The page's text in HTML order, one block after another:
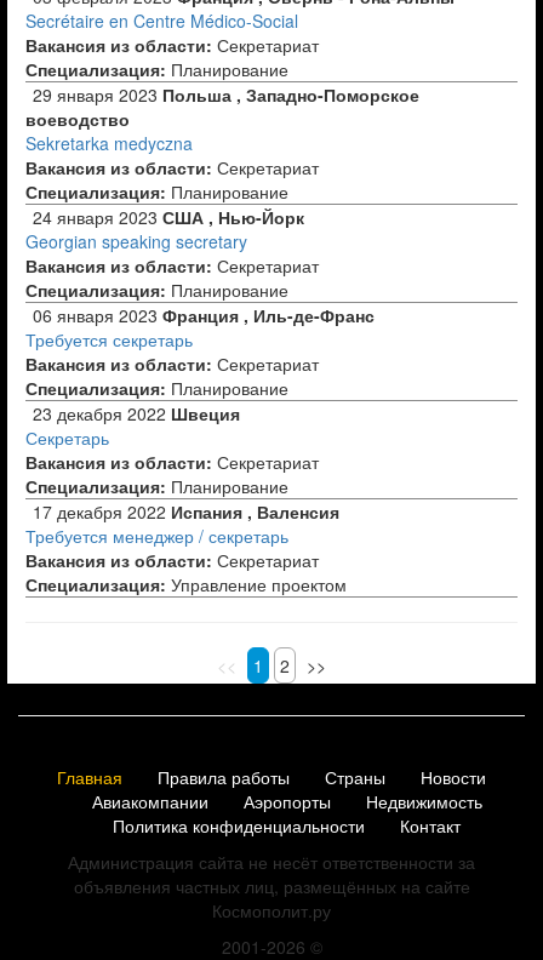
Secrétaire en Centre Médico-Social
Вакансия из области: Секретариат
Специализация: Планирование
29 января 2023 Польша , Западно-Поморское
воеводство
Sekretarka medyczna
Вакансия из области: Секретариат
Специализация: Планирование
24 января 2023 США , Нью-Йорк
Georgian speaking secretary
Вакансия из области: Секретариат
Специализация: Планирование
06 января 2023 Франция , Иль-де-Франс
Требуется секретарь
Вакансия из области: Секретариат
Специализация: Планирование
23 декабря 2022 Швеция
Секретарь
Вакансия из области: Секретариат
Специализация: Планирование
17 декабря 2022 Испания , Валенсия
Требуется менеджер / секретарь
Вакансия из области: Секретариат
Специализация: Управление проектом
<< 1 2 >>
Главная Правила работы Страны
Новости
Авиакомпании
Аэропорты
Недвижимость
Политика конфиденциальности
Контакт
Администрация сайта не несёт ответственности за
объявления частных лиц, размещённых на сайте
Космополит.ру
2001-2026 ©